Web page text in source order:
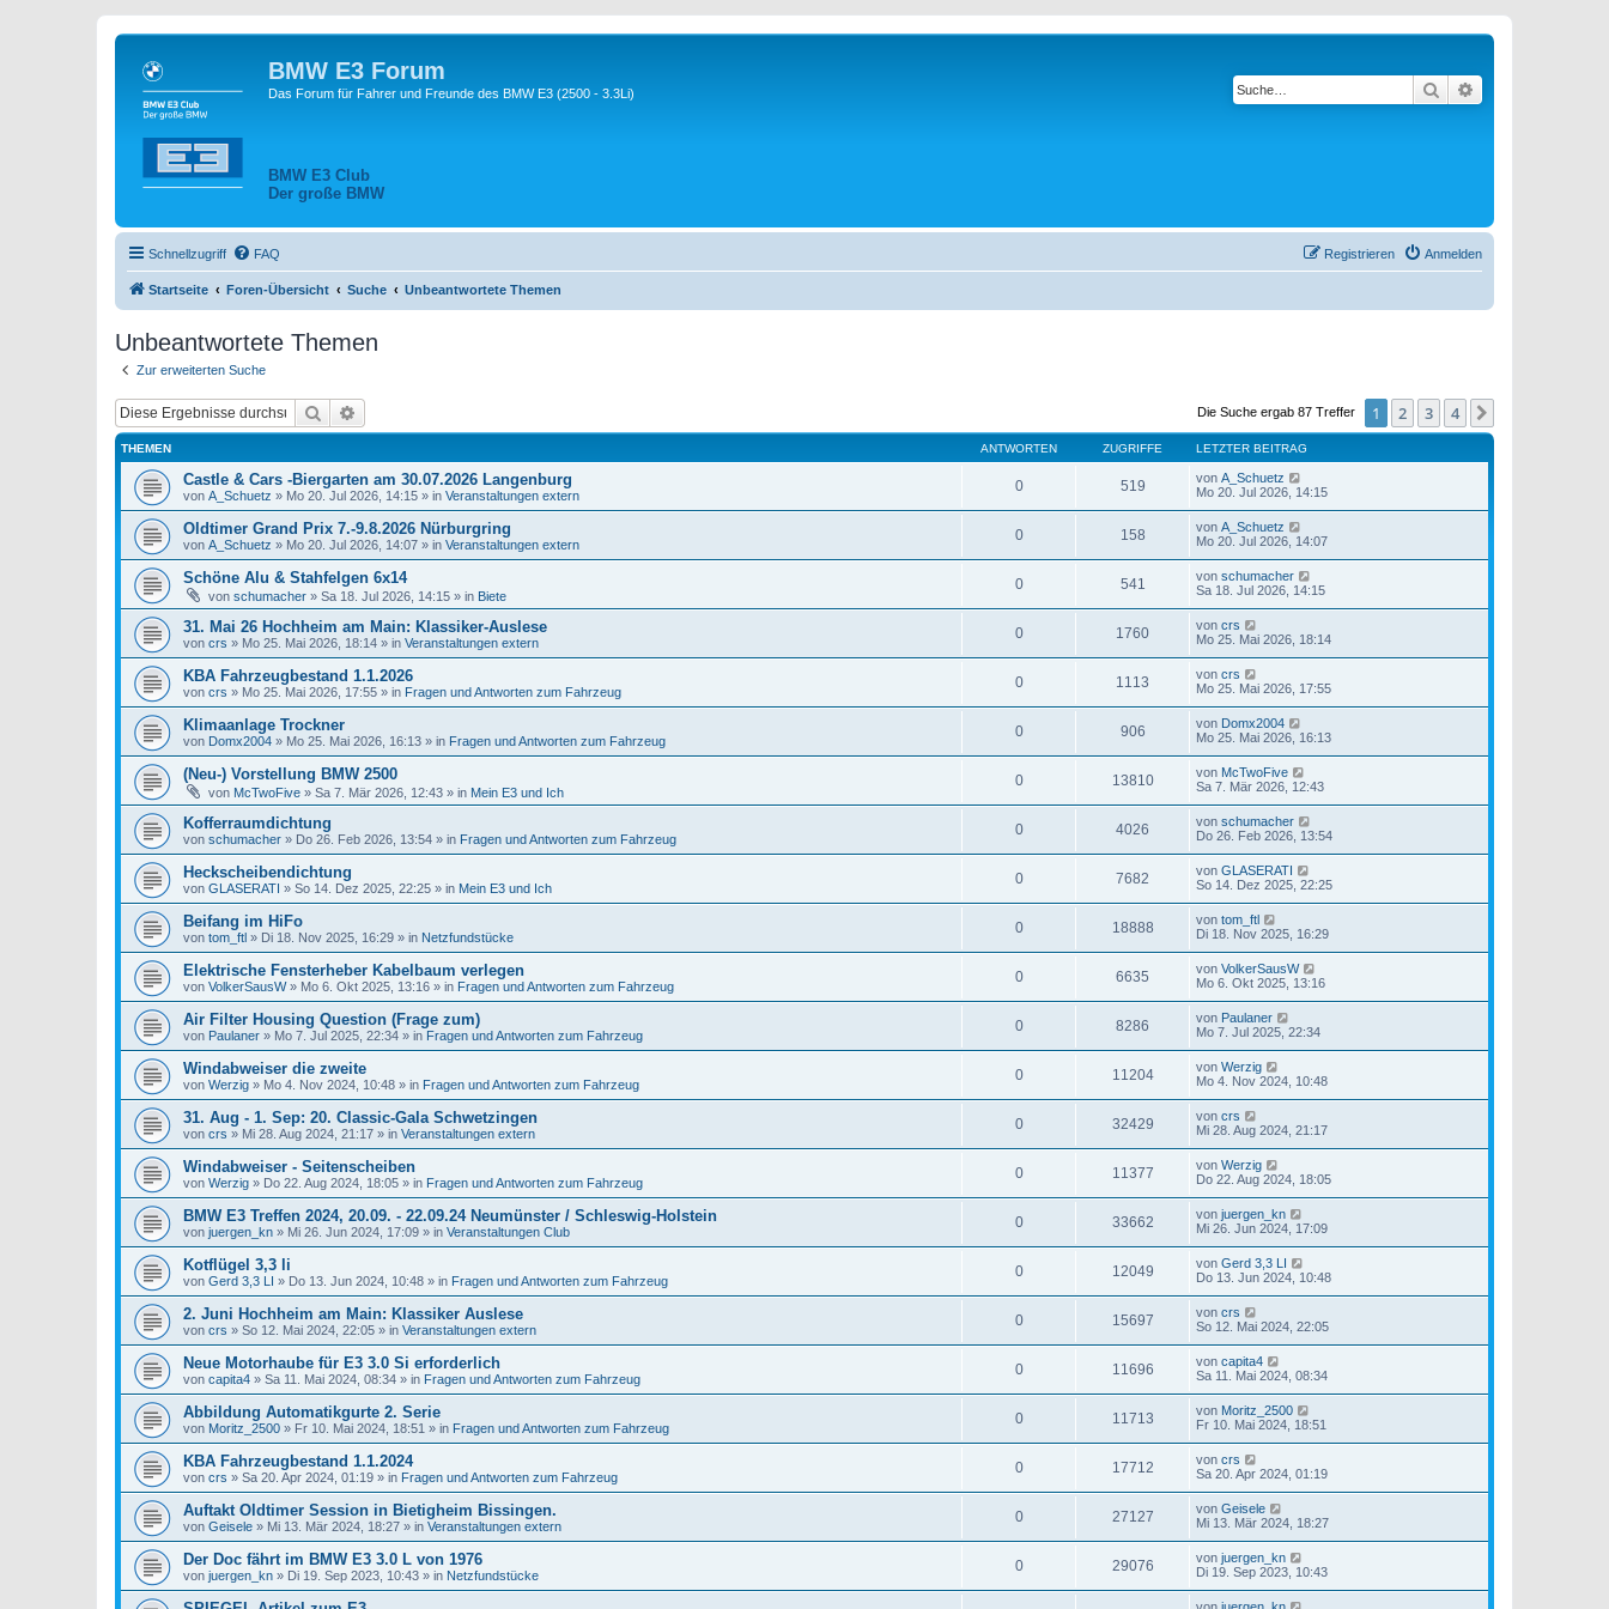
BMW E3 Forum
Das Forum für Fahrer und Freunde des BMW E3 (2500 - 3.3Li)
BMW E3 Club
Der große BMW
Suche
Schnellzugriff FAQ Anmelden
Registrieren
Startseite Foren-Übersicht Suche Unbeantwortete Themen
Unbeantwortete Themen
Zur erweiterten Suche
Suche Die Suche ergab 87 Treffer 1 2 3 4
THEMEN ANTWORTEN ZUGRIFFE LETZTER BEITRAG
Castle & Cars -Biergarten am 30.07.2026 Langenburg
von A_Schuetz » Mo 20. Jul 2026, 14:15 » in Veranstaltungen extern
0 519 von A_Schuetz
Mo 20. Jul 2026, 14:15
Oldtimer Grand Prix 7.-9.8.2026 Nürburgring
von A_Schuetz » Mo 20. Jul 2026, 14:07 » in Veranstaltungen extern
0 158 von A_Schuetz
Mo 20. Jul 2026, 14:07
Schöne Alu & Stahfelgen 6x14
von schumacher » Sa 18. Jul 2026, 14:15 » in Biete
0 541 von schumacher
Sa 18. Jul 2026, 14:15
31. Mai 26 Hochheim am Main: Klassiker-Auslese
von crs » Mo 25. Mai 2026, 18:14 » in Veranstaltungen extern
0 1760 von crs
Mo 25. Mai 2026, 18:14
KBA Fahrzeugbestand 1.1.2026
von crs » Mo 25. Mai 2026, 17:55 » in Fragen und Antworten zum Fahrzeug
0 1113 von crs
Mo 25. Mai 2026, 17:55
Klimaanlage Trockner
von Domx2004 » Mo 25. Mai 2026, 16:13 » in Fragen und Antworten zum Fahrzeug
0 906 von Domx2004
Mo 25. Mai 2026, 16:13
(Neu-) Vorstellung BMW 2500
von McTwoFive » Sa 7. Mär 2026, 12:43 » in Mein E3 und Ich
0 13810 von McTwoFive
Sa 7. Mär 2026, 12:43
Kofferraumdichtung
von schumacher » Do 26. Feb 2026, 13:54 » in Fragen und Antworten zum Fahrzeug
0 4026 von schumacher
Do 26. Feb 2026, 13:54
Heckscheibendichtung
von GLASERATI » So 14. Dez 2025, 22:25 » in Mein E3 und Ich
0 7682 von GLASERATI
So 14. Dez 2025, 22:25
Beifang im HiFo
von tom_ftl » Di 18. Nov 2025, 16:29 » in Netzfundstücke
0 18888 von tom_ftl
Di 18. Nov 2025, 16:29
Elektrische Fensterheber Kabelbaum verlegen
von VolkerSausW» Mo 6. Okt 2025, 13:16 » in Fragen und Antworten zum Fahrzeug
0 6635 von VolkerSausW
Mo 6. Okt 2025, 13:16
Air Filter Housing Question (Frage zum)
von Paulaner » Mo 7. Jul 2025, 22:34 » in Fragen und Antworten zum Fahrzeug
0 8286 von Paulaner
Mo 7. Jul 2025, 22:34
Windabweiser die zweite
von Werzig » Mo 4. Nov 2024, 10:48 » in Fragen und Antworten zum Fahrzeug
0 11204 von Werzig
Mo 4. Nov 2024, 10:48
31. Aug - 1. Sep: 20. Classic-Gala Schwetzingen
von crs » Mi 28. Aug 2024, 21:17 » in Veranstaltungen extern
0 32429 von crs
Mi 28. Aug 2024, 21:17
Windabweiser - Seitenscheiben
von Werzig » Do 22. Aug 2024, 18:05 » in Fragen und Antworten zum Fahrzeug
0 11377 von Werzig
Do 22. Aug 2024, 18:05
BMW E3 Treffen 2024, 20.09. - 22.09.24 Neumünster / Schleswig-Holstein
von juergen_kn » Mi 26. Jun 2024, 17:09 » in Veranstaltungen Club
0 33662 von juergen_kn
Mi 26. Jun 2024, 17:09
Kotflügel 3,3 li
von Gerd 3,3 LI » Do 13. Jun 2024, 10:48 » in Fragen und Antworten zum Fahrzeug
0 12049 von Gerd 3,3 LI
Do 13. Jun 2024, 10:48
2. Juni Hochheim am Main: Klassiker Auslese
von crs » So 12. Mai 2024, 22:05 » in Veranstaltungen extern
0 15697 von crs
So 12. Mai 2024, 22:05
Neue Motorhaube für E3 3.0 Si erforderlich
von capita4 » Sa 11. Mai 2024, 08:34 » in Fragen und Antworten zum Fahrzeug
0 11696 von capita4
Sa 11. Mai 2024, 08:34
Abbildung Automatikgurte 2. Serie
von Moritz_2500 » Fr 10. Mai 2024, 18:51 » in Fragen und Antworten zum Fahrzeug
0 11713 von Moritz_2500
Fr 10. Mai 2024, 18:51
KBA Fahrzeugbestand 1.1.2024
von crs » Sa 20. Apr 2024, 01:19 » in Fragen und Antworten zum Fahrzeug
0 17712 von crs
Sa 20. Apr 2024, 01:19
Auftakt Oldtimer Session in Bietigheim Bissingen.
von Geisele » Mi 13. Mär 2024, 18:27 » in Veranstaltungen extern
0 27127 von Geisele
Mi 13. Mär 2024, 18:27
Der Doc fährt im BMW E3 3.0 L von 1976
von juergen_kn » Di 19. Sep 2023, 10:43 » in Netzfundstücke
0 29076 von juergen_kn
Di 19. Sep 2023, 10:43
von juergen_kn